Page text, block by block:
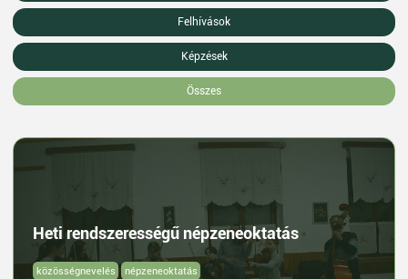
Felhívások
Képzések
Összes
Heti rendszerességű népzeneoktatás
közösségnevelés népzeneoktatás